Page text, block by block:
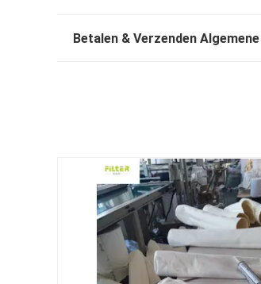
Betalen & Verzenden